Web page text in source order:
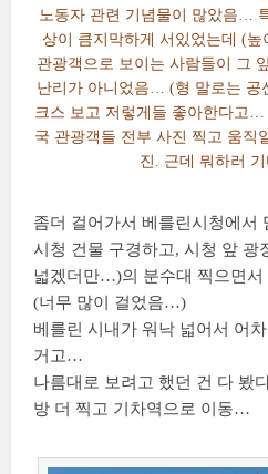
노동자 관련 기념물이 많았음…
상이 큼지막하게 서있었는데 (높
관광객으로 보이는 사람들이 그
난리가 아니었음… (형 말로는 공
크스 보고 저렇게들 좋아한다고
국 관광객들 전부 사진 찍고 움직
진. 근데 뭐하러
좀더 걸어가서 베를린시청에서
시청 건물 구경하고, 시청 앞 광
넓겠더만…)의 분수대 찍으면서
(너무 많이 걸었음…)
베를린 시내가 워낙 넓어서 어
거고…
나름대로 보려고 했던 건 다 봤
방 더 찍고 기차역으로 이동…